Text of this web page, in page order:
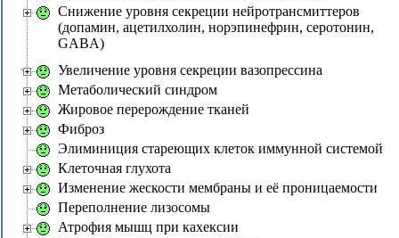
Снижение уровня секреции нейротрансмиттеров
(допамин, ацетилхолин, норэпинефрин, серотонин,
GABA)
Увеличение уровня секреции вазопрессина
Метаболический синдром
Жировое перерождение тканей
Фиброз
Элиминиция стареющих клеток иммунной системой
Клеточная глухота
Изменение жескости мембраны и её проницаемости
Переполнение лизосомы
Атрофия мышц при кахексии